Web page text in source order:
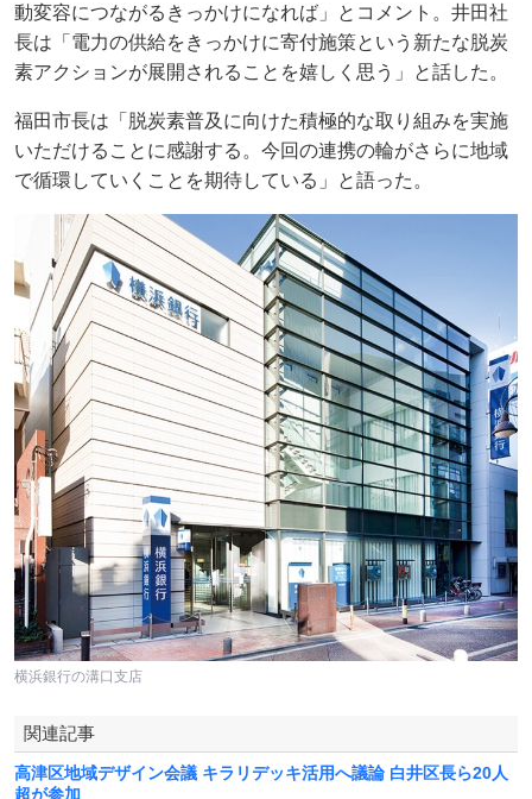
動変容につながるきっかけになれば」とコメント。井田社
長は「電力の供給をきっかけに寄付施策という新たな脱炭
素アクションが展開されることを嬉しく思う」と話した。
福田市長は「脱炭素普及に向けた積極的な取り組みを実施
いただけることに感謝する。今回の連携の輪がさらに地域
で循環していくことを期待している」と語った。
横浜銀行の溝口支店
関連記事
高津区地域デザイン会議 キラリデッキ活用へ議論 白井区長ら20人
超が参加